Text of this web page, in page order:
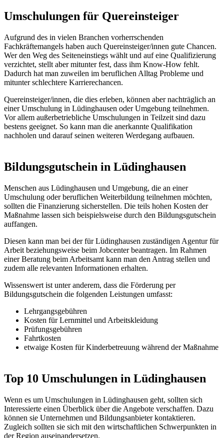
Umschulungen für Quereinsteiger
Aufgrund des in vielen Branchen vorherrschenden
Fachkräftemangels haben auch Quereinsteiger/innen gute Chancen.
Wer den Weg des Seiteneinstiegs wählt und auf eine Qualifizierung
verzichtet, stellt aber mitunter fest, dass ihm Know-How fehlt.
Dadurch hat man zuweilen im beruflichen Alltag Probleme und
mitunter schlechtere Karrierechancen.
Quereinsteiger/innen, die dies erleben, können aber nachträglich an
einer Umschulung in Lüdinghausen oder Umgebung teilnehmen.
Vor allem außerbetriebliche Umschulungen in Teilzeit sind dazu
bestens geeignet. So kann man die anerkannte Qualifikation
nachholen und darauf seinen weiteren Werdegang aufbauen.
Bildungsgutschein in Lüdinghausen
Menschen aus Lüdinghausen und Umgebung, die an einer
Umschulung oder beruflichen Weiterbildung teilnehmen möchten,
sollten die Finanzierung sicherstellen. Die teils hohen Kosten der
Maßnahme lassen sich beispielsweise durch den Bildungsgutschein
auffangen.
Diesen kann man bei der für Lüdinghausen zuständigen Agentur für
Arbeit beziehungsweise beim Jobcenter beantragen. Im Rahmen
einer Beratung beim Arbeitsamt kann man den Antrag stellen und
zudem alle relevanten Informationen erhalten.
Wissenswert ist unter anderem, dass die Förderung per
Bildungsgutschein die folgenden Leistungen umfasst:
Lehrgangsgebühren
Kosten für Lernmittel und Arbeitskleidung
Prüfungsgebühren
Fahrtkosten
etwaige Kosten für Kinderbetreuung während der Maßnahme
Top 10 Umschulungen in Lüdinghausen
Wenn es um Umschulungen in Lüdinghausen geht, sollten sich
Interessierte einen Überblick über die Angebote verschaffen. Dazu
können sie Unternehmen und Bildungsanbieter kontaktieren.
Zugleich sollten sie sich mit den wirtschaftlichen Schwerpunkten in
der Region auseinandersetzen.